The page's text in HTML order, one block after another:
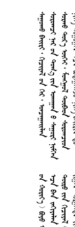
                     